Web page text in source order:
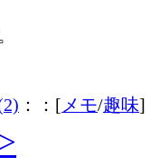
：：[メモ/趣味]